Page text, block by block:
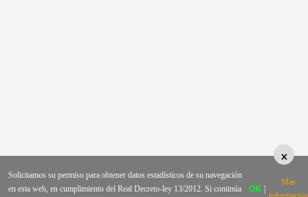
×
Solicitamos su permiso para obtener datos estadísticos de su navegación
en esta web, en cumplimiento del Real Decreto-ley 13/2012. Si continúa
OK
Más